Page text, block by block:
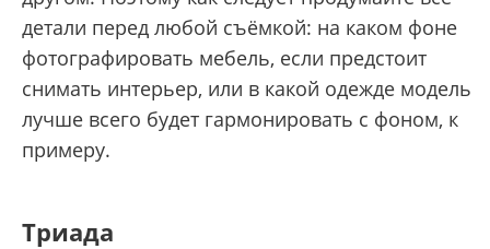
детали перед любой съёмкой: на каком фоне
фотографировать мебель, если предстоит
снимать интерьер, или в какой одежде модель
лучше всего будет гармонировать с фоном, к
примеру.
Триада